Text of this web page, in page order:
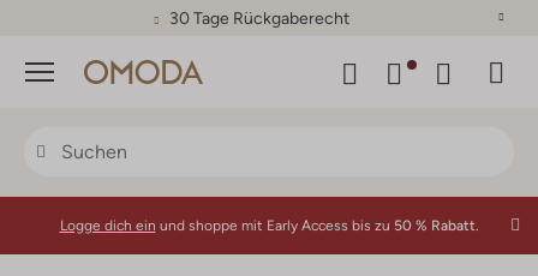
30 Tage Rückgaberecht
Menü
Logge dich ein und shoppe mit Early Access bis zu 50 % Rabatt.